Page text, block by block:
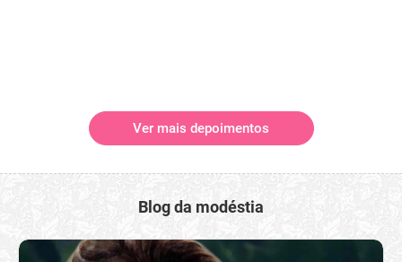
Ver mais depoimentos
Blog da modéstia